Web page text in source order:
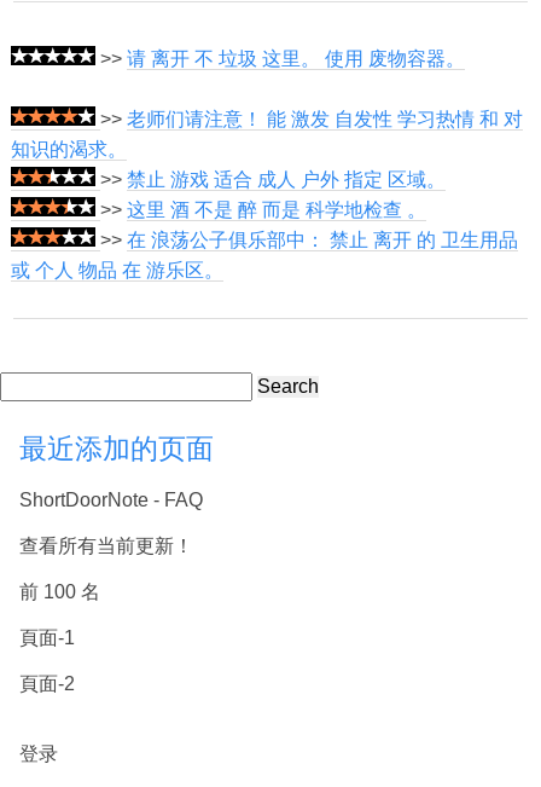
>> 请 离开 不 垃圾 这里。 使用 废物容器。
>> 老师们请注意！ 能 激发 自发性 学习热情 和 对
知识的渴求。
>> 禁止 游戏 适合 成人 户外 指定 区域。
>> 这里 酒 不是 醉 而是 科学地检查 。
>> 在 浪荡公子俱乐部中： 禁止 离开 的 卫生用品
或 个人 物品 在 游乐区。
Search
最近添加的页面
ShortDoorNote - FAQ
查看所有当前更新！
前 100 名
頁面-1
頁面-2
登录